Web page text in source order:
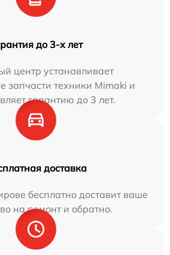
до 3-х лет
центр устанавливает
запчасти техники Mimaki и
гарантию до 3 лет.
доставка
бесплатно доставит ваше
на ремонт и обратно.